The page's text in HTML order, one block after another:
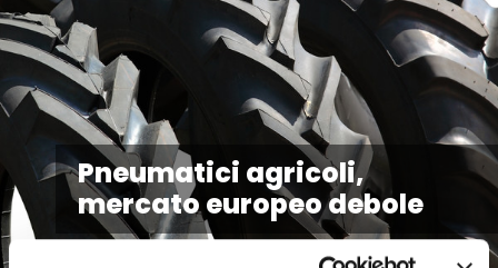
Pneumatici agricoli,
mercato europeo debole